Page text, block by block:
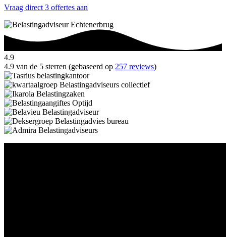
Vraag direct 3 offertes aan
4.9
4.9 van de 5 sterren (gebaseerd op 257 reviews)